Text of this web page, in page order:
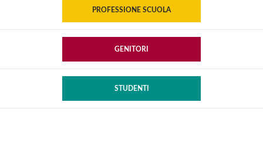
PROFESSIONE SCUOLA
GENITORI
STUDENTI